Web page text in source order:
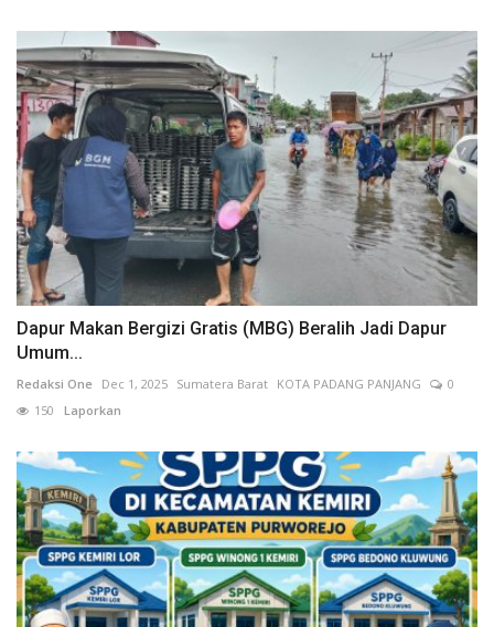
Dapur Makan Bergizi Gratis (MBG) Beralih Jadi Dapur
Umum...
Redaksi One Dec 1, 2025 Sumatera Barat KOTA PADANG PANJANG
0
150 Laporkan